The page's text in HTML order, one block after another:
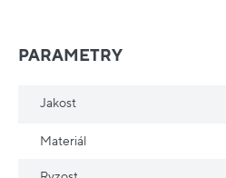
PARAMETRY
Jakost
Materiál